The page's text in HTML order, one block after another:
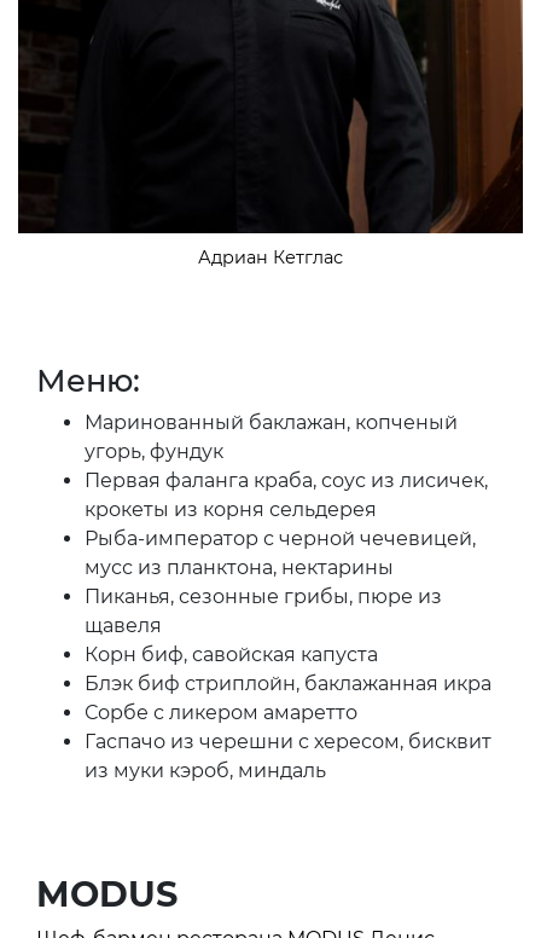
Адриан Кетглас
Меню:
Маринованный баклажан, копченый
угорь, фундук
Первая фаланга краба, соус из лисичек,
крокеты из корня сельдерея
Рыба-император с черной чечевицей,
мусс из планктона, нектарины
Пиканья, сезонные грибы, пюре из
щавеля
Корн биф, савойская капуста
Блэк биф стриплойн, баклажанная икра
Сорбе с ликером амаретто
Гаспачо из черешни с хересом, бисквит
из муки кэроб, миндаль
MODUS